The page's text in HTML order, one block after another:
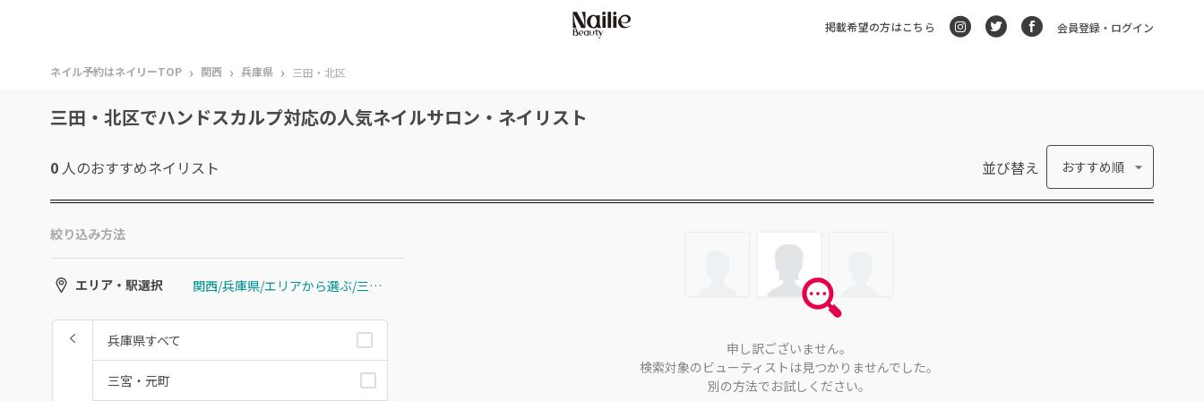
掲載希望の方はこちら 会員登録・ログイン
ネイル予約はネイリーTOP › 関西 › 兵庫県 › 三田・北区
三田・北区でハンドスカルプ対応の人気ネイルサロン・ネイリスト
0 人のおすすめネイリスト 並び替え おすすめ順
絞り込み方法
エリア・駅選択 関西/兵庫県/エリアから選ぶ/三田・北区
兵庫県すべて
三宮・元町
申し訳ございません。
検索対象のビューティストは見つかりませんでした。
別の方法でお試しください。